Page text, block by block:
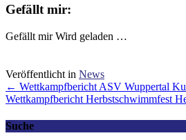
Gefällt mir:
Gefällt mir Wird geladen …
Veröffentlicht in News
Post
navigation
← Wettkampfbericht ASV Wuppertal
Wettkampfbericht Herbstschwimmfest
Suche